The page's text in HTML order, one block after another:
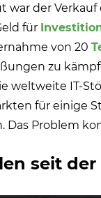
war der Verkauf
für
von 20
zu
weltweite IT-
für einige
Das Problem
seit